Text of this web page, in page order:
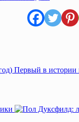
Первый в истории